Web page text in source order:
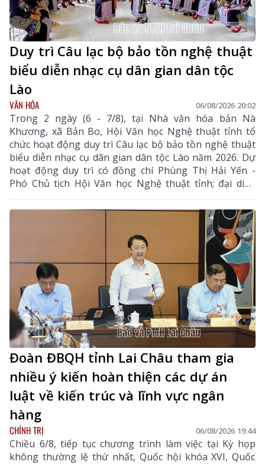
Duy trì Câu lạc bộ bảo tồn nghệ thuật
biểu diễn nhạc cụ dân gian dân tộc
Lào
VĂN HÓA 06/08/2026 20:02
Trong 2 ngày (6 - 7/8), tại Nhà văn hóa bản Nà
Khương, xã Bản Bo, Hội Văn học Nghệ thuật tỉnh tổ
chức hoạt động duy trì Câu lạc bộ bảo tồn nghệ thuật
biểu diễn nhạc cụ dân gian dân tộc Lào năm 2026. Dự
hoạt động duy trì có đồng chí Phùng Thị Hải Yến -
Phó Chủ tịch Hội Văn học Nghệ thuật tỉnh; đại diện
Phòng Văn hóa - Xã hội xã Bản Bo và 24 thành viên
câu lạc bộ.
Đoàn ĐBQH tỉnh Lai Châu tham gia
nhiều ý kiến hoàn thiện các dự án
luật về kiến trúc và lĩnh vực ngân
hàng
CHÍNH TRỊ 06/08/2026 19:44
Chiều 6/8, tiếp tục chương trình làm việc tại Kỳ họp
không thường lệ thứ nhất, Quốc hội khóa XVI, Quốc